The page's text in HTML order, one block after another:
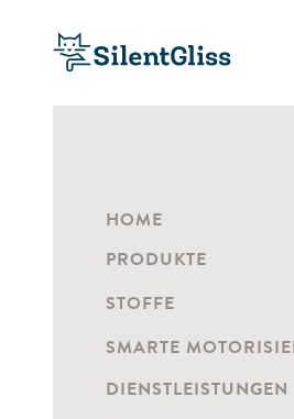
HOME
PRODUKTE
STOFFE
SMARTE
DIENSTLEISTUNGEN